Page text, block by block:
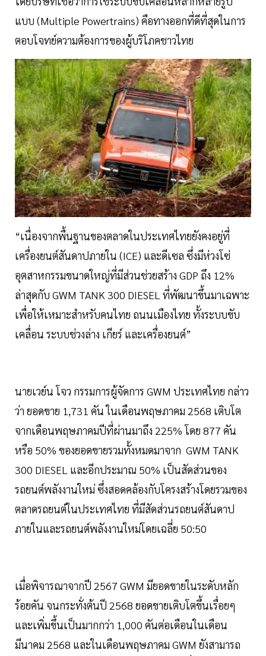
แบบ (Multiple Powertrains) คือทางออกที่ดีที่สุดในการ
ตอบโจทย์ความต้องการของผู้บริโภคชาวไทย
“เนื่องจากพื้นฐานของตลาดในประเทศไทยยังคงอยู่ที่
เครื่องยนต์สันดาปภายใน (ICE) และดีเซล ซึ่งมีห่วงโซ่
อุตสาหกรรมขนาดใหญ่ที่มีส่วนช่วยสร้าง GDP ถึง 12%
ล่าสุดกับ GWM TANK 300 DIESEL ที่พัฒนาขึ้นมาเฉพาะ
เพื่อให้เหมาะสำหรับคนไทย ถนนเมืองไทย ทั้งระบบขับ
เคลื่อน ระบบช่วงล่าง เกียร์ และเครื่องยนต์”
นายเวย์น โจว กรรมการผู้จัดการ GWM ประเทศไทย กล่าว
ว่า ยอดขาย 1,731 คัน ในเดือนพฤษภาคม 2568 เติบโต
จากเดือนพฤษภาคมปีที่ผ่านมาถึง 225% โดย 877 คัน
หรือ 50% ของยอดขายรวมทั้งหมดมาจาก GWM TANK
300 DIESEL และอีกประมาณ 50% เป็นสัดส่วนของ
รถยนต์พลังงานใหม่ ซึ่งสอดคล้องกับโครงสร้างโดยรวมของ
ตลาดรถยนต์ในประเทศไทย ที่มีสัดส่วนรถยนต์สันดาป
ภายในและรถยนต์พลังงานใหม่โดยเฉลี่ย 50:50
เมื่อพิจารณาจากปี 2567 GWM มียอดขายในระดับหลัก
ร้อยคัน จนกระทั่งต้นปี 2568 ยอดขายเติบโตขึ้นเรื่อยๆ
และเพิ่มขึ้นเป็นมากกว่า 1,000 คันต่อเดือนในเดือน
มีนาคม 2568 และในเดือนพฤษภาคม GWM ยังสามารถ